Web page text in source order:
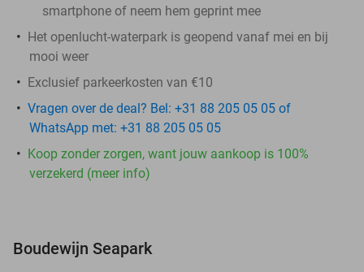
smartphone of neem hem geprint mee
Het openlucht-waterpark is geopend vanaf mei en bij
mooi weer
Exclusief parkeerkosten van €10
Vragen over de deal? Bel: +31 88 205 05 05 of
WhatsApp met: +31 88 205 05 05
Koop zonder zorgen, want jouw aankoop is 100%
verzekerd (meer info)
Boudewijn Seapark